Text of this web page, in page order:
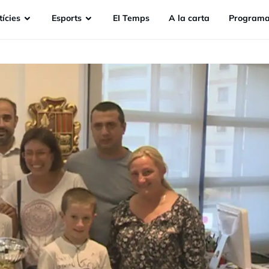
Esports EI Temps A la carta